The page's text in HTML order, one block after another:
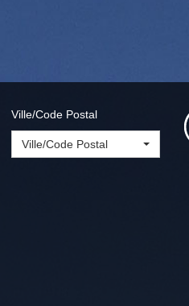
Ville/Code Postal
Ville/Code Postal